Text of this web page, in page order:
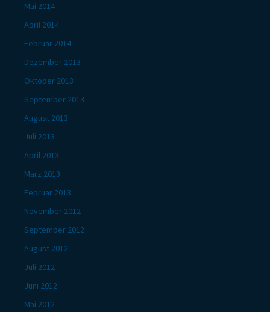
Mai 2014
April 2014
Februar 2014
Dezember 2013
Oktober 2013
September 2013
August 2013
Juli 2013
April 2013
März 2013
Februar 2013
November 2012
September 2012
August 2012
Juli 2012
Juni 2012
Mai 2012